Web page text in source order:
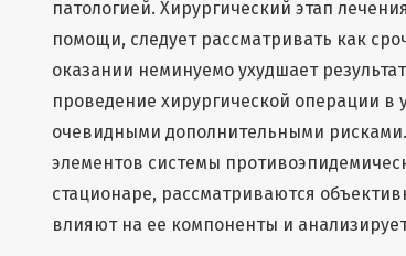
патологией. Хирургический этап
помощи, следует рассматривать как
оказании неминуемо ухудшает
проведение хирургической операции в
очевидными дополнительными
элементов системы
стационаре, рассматриваются
влияют на ее компоненты и